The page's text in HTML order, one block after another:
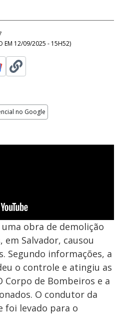
EM 12/09/2025 - 15H52)
no Google
obra de demolição
em Salvador, causou
Segundo informações, a
o controle e atingiu as
Corpo de Bombeiros e a
O condutor da
foi levado para o